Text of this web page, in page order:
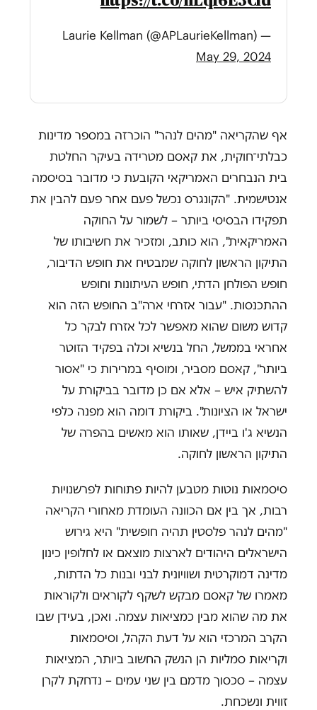
— Laurie Kellman (@APLaurieKellman)
May 29, 2024
אף שהקריאה "מהים לנהר" הוכרזה במספר מדינות
כבלתי־חוקית, את קאסם מטרידה בעיקר החלטת
בית הנבחרים האמריקאי הקובעת כי מדובר בסיסמה
אנטישמית. "הקונגרס נכשל פעם אחר פעם להבין את
תפקידו הבסיסי ביותר – לשמור על החוקה
האמריקאית", הוא כותב, ומזכיר את חשיבותו של
התיקון הראשון לחוקה שמבטיח את חופש הדיבור,
חופש הפולחן הדתי, חופש העיתונות וחופש
ההתכנסות. "עבור אזרחי ארה"ב החופש הזה הוא
קדוש משום שהוא מאפשר לכל אזרח לבקר כל
אחראי בממשל, החל בנשיא וכלה בפקיד הזוטר
ביותר", קאסם מסביר, ומוסיף במרירות כי "אסור
להשתיק איש – אלא אם כן מדובר בביקורת על
ישראל או הציונות". ביקורת דומה הוא מפנה כלפי
הנשיא ג'ו ביידן, שאותו הוא מאשים בהפרה של
התיקון הראשון לחוקה.
סיסמאות נוטות מטבען להיות פתוחות לפרשנויות
רבות, אך בין אם הכוונה העומדת מאחורי הקריאה
"מהים לנהר פלסטין תהיה חופשית" היא גירוש
הישראלים היהודים לארצות מוצאם או לחלופין כינון
מדינה דמוקרטית ושוויונית לבני ובנות כל הדתות,
מאמרו של קאסם מבקש לשקף לקוראים ולקוראות
את מה שהוא מבין כמציאות עצמה. ואכן, בעידן שבו
הקרב המרכזי הוא על דעת הקהל, וסיסמאות
וקריאות סמליות הן הנשק החשוב ביותר, המציאות
עצמה – סכסוך מדמם בין שני עמים – נדחקת לקרן
זווית ונשכחת.